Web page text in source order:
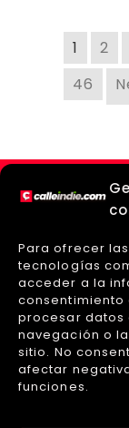
Para ofrecer
tecnologías
acceder a la
procesar datos
navegación o
sitio. No
afectar
funciones.
1 2
46
Sobre